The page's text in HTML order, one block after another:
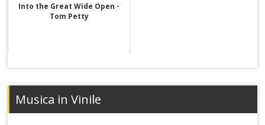
Into the Great Wide Open -
Tom Petty
Musica in Vinile